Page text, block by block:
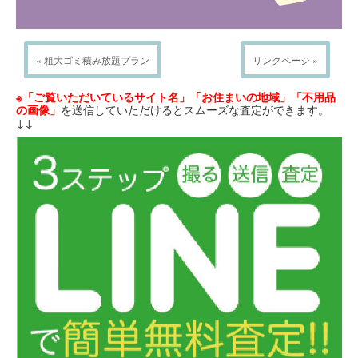
« 粗大ゴミ積み放題プラン リンクページ »
※「ご覧いただいているサイト名」「お住まいの地域」「不用品
の画像」 を送信していただけるとスムーズな査定ができます。
↓↓